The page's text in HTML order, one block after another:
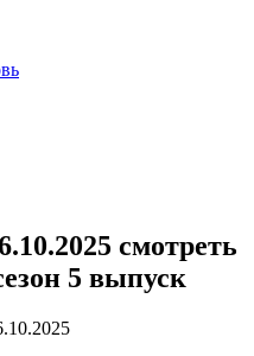
смотреть
5 выпуск